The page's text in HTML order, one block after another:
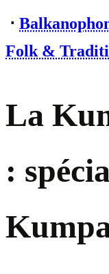
⋅
Folk &
La
: